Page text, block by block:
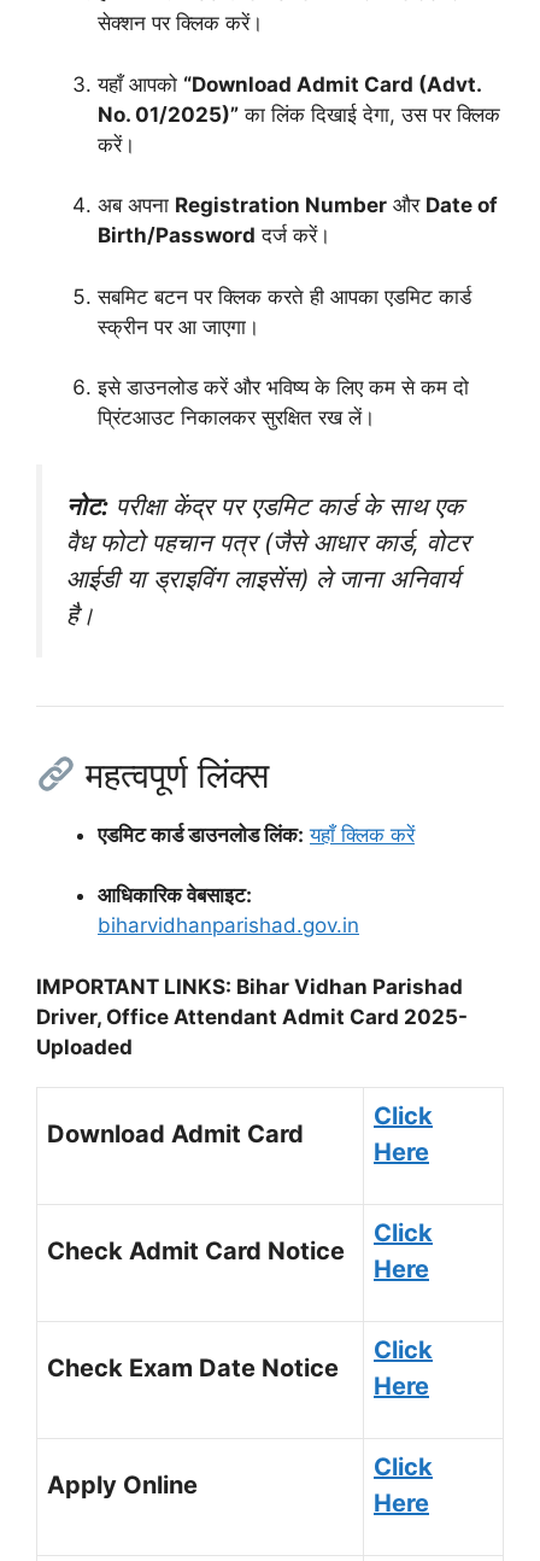
सेक्शन पर क्लिक करें।
यहाँ आपको “Download Admit Card (Advt.
No. 01/2025)” का लिंक दिखाई देगा, उस पर क्लिक
करें।
अब अपना Registration Number और Date of
Birth/Password दर्ज करें।
सबमिट बटन पर क्लिक करते ही आपका एडमिट कार्ड
स्क्रीन पर आ जाएगा।
इसे डाउनलोड करें और भविष्य के लिए कम से कम दो
प्रिंटआउट निकालकर सुरक्षित रख लें।
नोट: परीक्षा केंद्र पर एडमिट कार्ड के साथ एक
वैध फोटो पहचान पत्र (जैसे आधार कार्ड, वोटर
आईडी या ड्राइविंग लाइसेंस) ले जाना अनिवार्य
है।
महत्वपूर्ण लिंक्स
एडमिट कार्ड डाउनलोड लिंक: यहाँ क्लिक करें
आधिकारिक वेबसाइट:
biharvidhanparishad.gov.in
IMPORTANT LINKS: Bihar Vidhan Parishad
Driver, Office Attendant Admit Card 2025-
Uploaded
Download Admit Card
Click
Here
Check Admit Card Notice
Click
Here
Check Exam Date Notice
Click
Here
Apply Online
Click
Here